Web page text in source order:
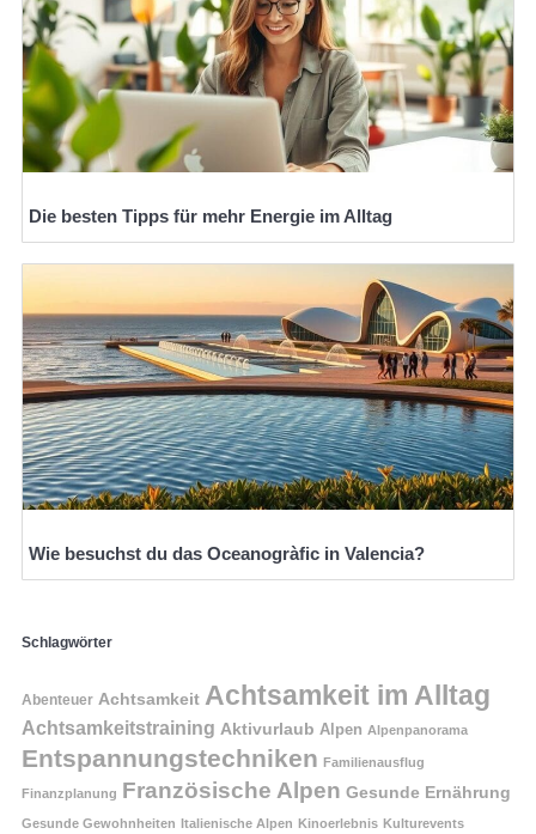
Die besten Tipps für mehr Energie im Alltag
Wie besuchst du das Oceanogràfic in Valencia?
Schlagwörter
Abenteuer Achtsamkeit Achtsamkeit im Alltag
Achtsamkeitstraining Aktivurlaub Alpen Alpenpanorama
Entspannungstechniken Familienausflug
Finanzplanung Französische Alpen Gesunde Ernährung
Gesunde Gewohnheiten Italienische Alpen Kinoerlebnis Kulturevents